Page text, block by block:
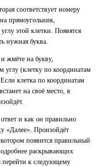
соответствует номеру
прямоугольник,
этой клетки. Появятся
нужная буква.
жмёте на букву,
углу (клетку по координатам
клетка по координатам
на своё место, в
и как он правильно
«Далее». Произойдёт
появится правильный
раскрывающих
перейти к следующему